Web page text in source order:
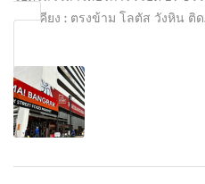
ใกล้เคียง : ตรงข้าม โลตัส วังหิน ติ